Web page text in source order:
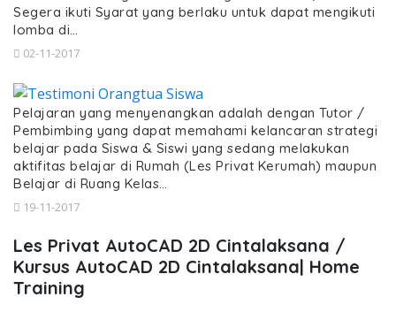
Segera ikuti Syarat yang berlaku untuk dapat mengikuti
lomba di…
02-11-2017
Pelajaran yang menyenangkan adalah dengan Tutor /
Pembimbing yang dapat memahami kelancaran strategi
belajar pada Siswa & Siswi yang sedang melakukan
aktifitas belajar di Rumah (Les Privat Kerumah) maupun
Belajar di Ruang Kelas…
19-11-2017
Les Privat AutoCAD 2D Cintalaksana /
Kursus AutoCAD 2D Cintalaksana| Home
Training